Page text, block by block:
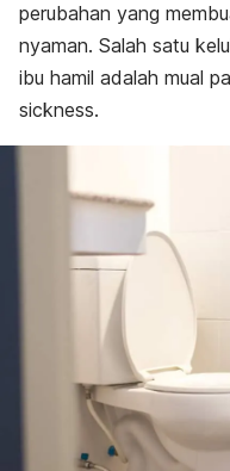
Faktor risiko
Komplikasi
Perawatan rumahan
perubahan yang
nyaman. Salah satu
ibu hamil adalah mual
sickness.